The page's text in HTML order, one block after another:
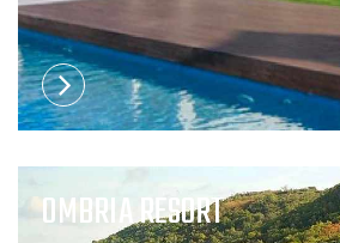
OMBRIA RESORT